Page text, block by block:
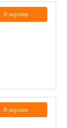
В корзину
В корзину